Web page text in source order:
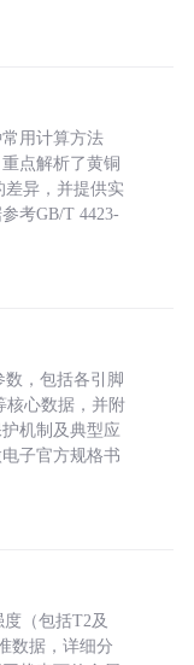
用计算方法
点解析了黄铜
差异，并提供实
考GB/T 4423-
数，包括各引脚
核心数据，并附
机制及典型应
子官方规格书
（包括T2及
数据，详细分